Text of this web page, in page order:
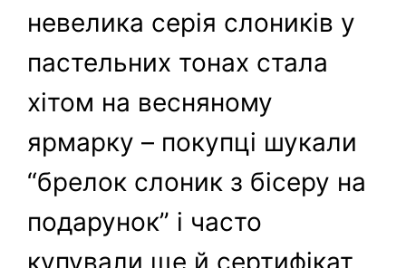
невелика серія слоників у
пастельних тонах стала
хітом на весняному
ярмарку – покупці шукали
“брелок слоник з бісеру на
подарунок” і часто
купували ще й сертифікат